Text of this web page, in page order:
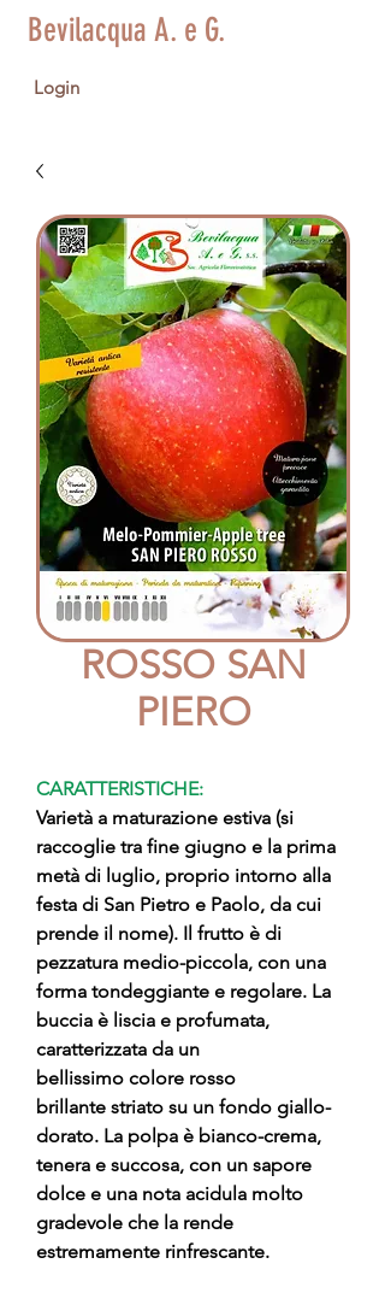
Bevilacqua A. e G.
Login
ROSSO SAN
PIERO
CARATTERISTICHE:
Varietà a maturazione estiva (si
raccoglie tra fine giugno e la prima
metà di luglio, proprio intorno alla
festa di San Pietro e Paolo, da cui
prende il nome). Il frutto è di
pezzatura medio-piccola, con una
forma tondeggiante e regolare. La
buccia è liscia e profumata,
caratterizzata da un
bellissimo colore rosso
brillante striato su un fondo giallo-
dorato. La polpa è bianco-crema,
tenera e succosa, con un sapore
dolce e una nota acidula molto
gradevole che la rende
estremamente rinfrescante.